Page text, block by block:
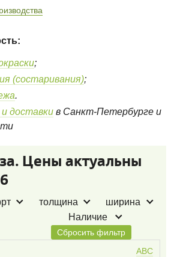
;
(состаривания);
.
доставки в Санкт-Петербурге и
Цены актуальны
толщина
ширина
Наличие
Сбросить фильтр
АВС